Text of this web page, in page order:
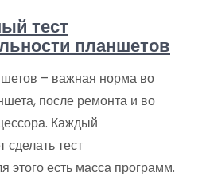
тест
планшетов
– важная норма во
после ремонта и во
Каждый
сделать тест
этого есть масса программ.